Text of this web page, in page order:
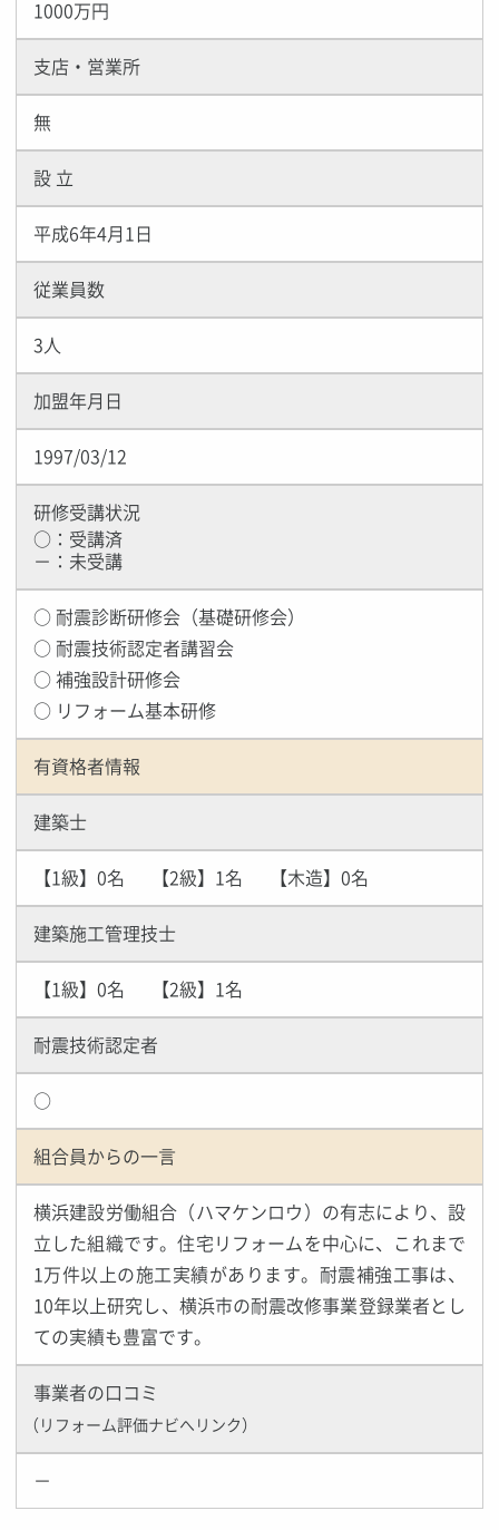
1000万円
支店・営業所
無
設 立
平成6年4月1日
従業員数
3人
加盟年月日
1997/03/12
研修受講状況
○：受講済
－：未受講
○ 耐震診断研修会（基礎研修会）
○ 耐震技術認定者講習会
○ 補強設計研修会
○ リフォーム基本研修
有資格者情報
建築士
【1級】0名 【2級】1名 【木造】0名
建築施工管理技士
【1級】0名 【2級】1名
耐震技術認定者
○
組合員からの一言
横浜建設労働組合（ハマケンロウ）の有志により、設
立した組織です。住宅リフォームを中心に、これまで
1万件以上の施工実績があります。耐震補強工事は、
10年以上研究し、横浜市の耐震改修事業登録業者とし
ての実績も豊富です。
事業者の口コミ
（リフォーム評価ナビへリンク）
－